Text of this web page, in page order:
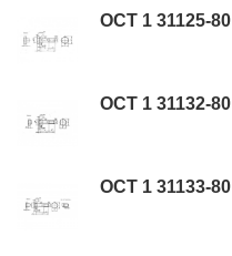
ОСТ 1 31125-80
ОСТ 1 31132-80
ОСТ 1 31133-80